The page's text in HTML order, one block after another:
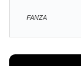
FANZA